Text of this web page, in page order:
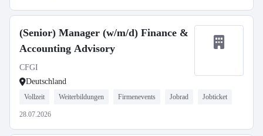
(Senior) Manager (w/m/d) Finance &
Accounting Advisory
CFGI
Deutschland
Vollzeit Weiterbildungen Firmenevents Jobrad Jobticket
28.07.2026